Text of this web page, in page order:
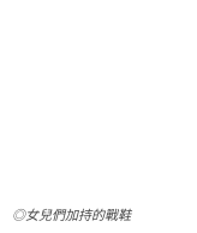
◎女兒們加持的戰鞋